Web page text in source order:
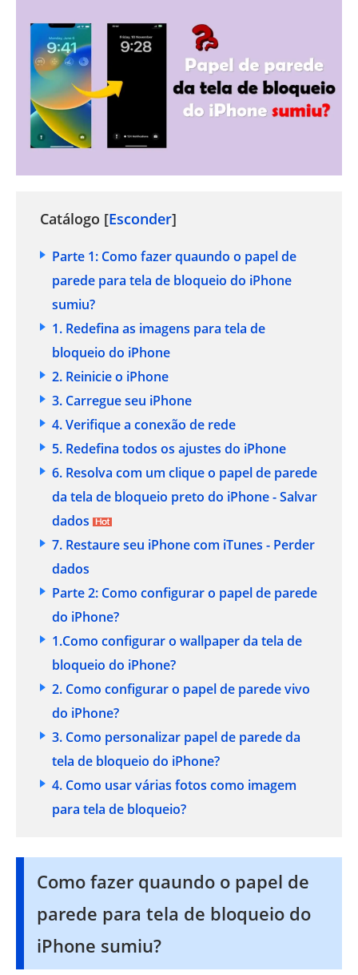
Catálogo [Esconder]
Parte 1: Como fazer quaundo o papel de
parede para tela de bloqueio do iPhone
sumiu?
1. Redefina as imagens para tela de
bloqueio do iPhone
2. Reinicie o iPhone
3. Carregue seu iPhone
4. Verifique a conexão de rede
5. Redefina todos os ajustes do iPhone
6. Resolva com um clique o papel de parede
da tela de bloqueio preto do iPhone -Salvar
dados
7. Restaure seu iPhone com iTunes - Perder
dados
Parte 2: Como configurar o papel de parede
do iPhone?
1.Como configurar o wallpaper da tela de
bloqueio do iPhone?
2. Como configurar o papel de parede vivo
do iPhone?
3. Como personalizar papel de parede da
tela de bloqueio do iPhone?
4. Como usar várias fotos como imagem
para tela de bloqueio?
Como fazer quaundo o papel de
parede para tela de bloqueio do
iPhone sumiu?